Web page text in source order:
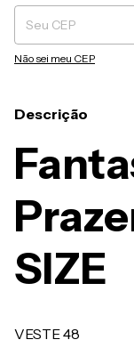
Não sei meu CEP
Descrição
SIZE
VESTE 48